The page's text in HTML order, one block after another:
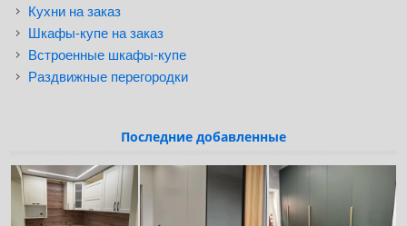
Кухни на заказ
Шкафы-купе на заказ
Встроенные шкафы-купе
Раздвижные перегородки
Последние добавленные